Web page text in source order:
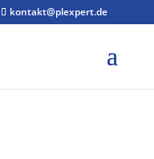
kontakt@plexpert.de